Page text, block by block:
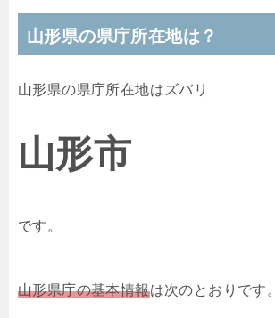
山形県の県庁所在地は？
山形県の県庁所在地はズバリ
山形市
です。
山形県庁の基本情報は次のとおりです。